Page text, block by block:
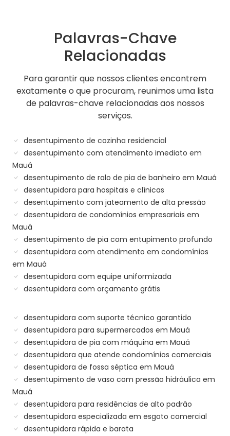
Palavras-Chave
Relacionadas
Para garantir que nossos clientes encontrem
exatamente o que procuram, reunimos uma lista
de palavras-chave relacionadas aos nossos
serviços.
desentupimento de cozinha residencial
desentupimento com atendimento imediato em
Mauá
desentupimento de ralo de pia de banheiro em Mauá
desentupidora para hospitais e clínicas
desentupimento com jateamento de alta pressão
desentupidora de condomínios empresariais em
Mauá
desentupimento de pia com entupimento profundo
desentupidora com atendimento em condomínios
em Mauá
desentupidora com equipe uniformizada
desentupidora com orçamento grátis
desentupidora com suporte técnico garantido
desentupidora para supermercados em Mauá
desentupidora de pia com máquina em Mauá
desentupidora que atende condomínios comerciais
desentupidora de fossa séptica em Mauá
desentupimento de vaso com pressão hidráulica em
Mauá
desentupidora para residências de alto padrão
desentupidora especializada em esgoto comercial
desentupidora rápida e barata